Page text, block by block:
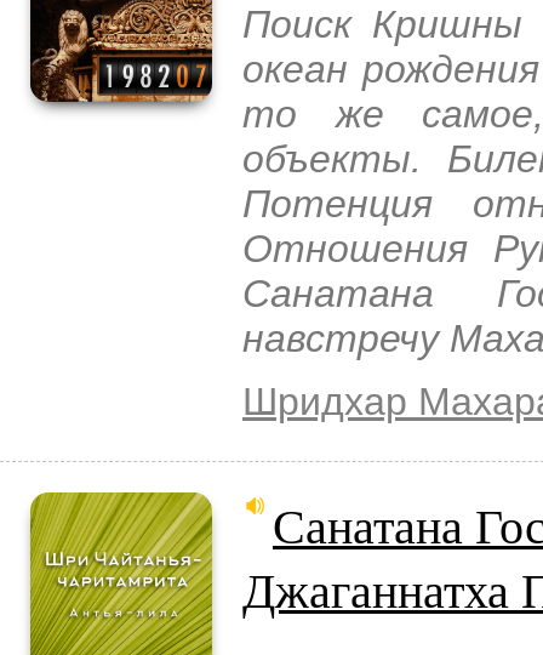
Поиск Кришны
океан
то же
объекты.
Потенция
Отношения
Санатана
навстречу
Шридхар
Санатана
Джаганнатха